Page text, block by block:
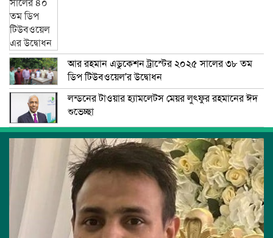
আর রহমান এডুকেশন ট্রাস্টের ২০২৫ সালের ৩৮ তম
ডিপ টিউবওয়েল’র উদ্বোধন
লন্ডনের টাওয়ার হ্যামলেটস মেয়র লুৎফুর রহমানের ঈদ
শুভেচ্ছা